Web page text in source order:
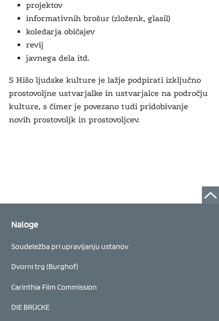
projektov
informativnih brošur (zloženk, glasil)
koledarja običajev
revij
javnega dela itd.
S Hišo ljudske kulture je lažje podpirati izključno
prostovoljne ustvarjalke in ustvarjalce na področju
kulture, s čimer je povezano tudi pridobivanje
novih prostovoljk in prostovoljcev.
Naloge
Soudeležba pri upravljanju ustanov
Dvorni trg (Burghof)
Carinthia Film Commission
DIE BRÜCKE